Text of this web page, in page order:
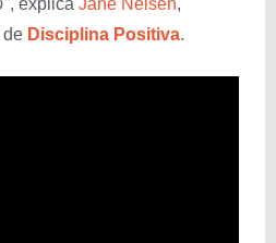
, explica Jane Nelsen,
de Disciplina Positiva.